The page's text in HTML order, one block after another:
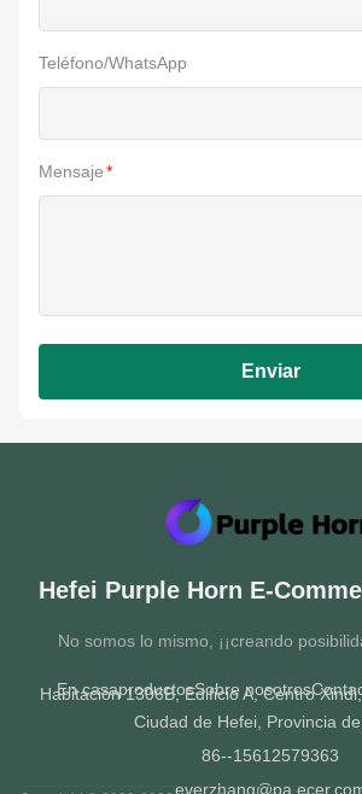
Teléfono/WhatsApp
Mensaje*
Enviar
Hefei Purple Horn E-
No somos lo mismo, ¡¡creando
En casaproductosSobre nosotros
Habitación 1306B, Edificio A, Centro
Ciudad de Hefei, Provincia
86--15612579363